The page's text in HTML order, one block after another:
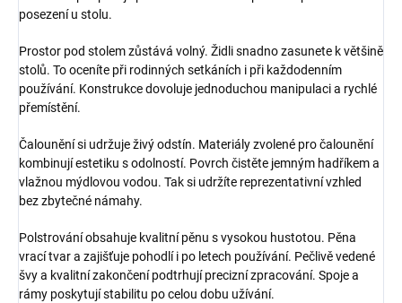
posezení u stolu.
Prostor pod stolem zůstává volný. Židli snadno zasunete k většině
stolů. To oceníte při rodinných setkáních i při každodenním
používání. Konstrukce dovoluje jednoduchou manipulaci a rychlé
přemístění.
Čalounění si udržuje živý odstín. Materiály zvolené pro čalounění
kombinují estetiku s odolností. Povrch čistěte jemným hadříkem a
vlažnou mýdlovou vodou. Tak si udržíte reprezentativní vzhled
bez zbytečné námahy.
Polstrování obsahuje kvalitní pěnu s vysokou hustotou. Pěna
vrací tvar a zajišťuje pohodlí i po letech používání. Pečlivě vedené
švy a kvalitní zakončení podtrhují precizní zpracování. Spoje a
rámy poskytují stabilitu po celou dobu užívání.